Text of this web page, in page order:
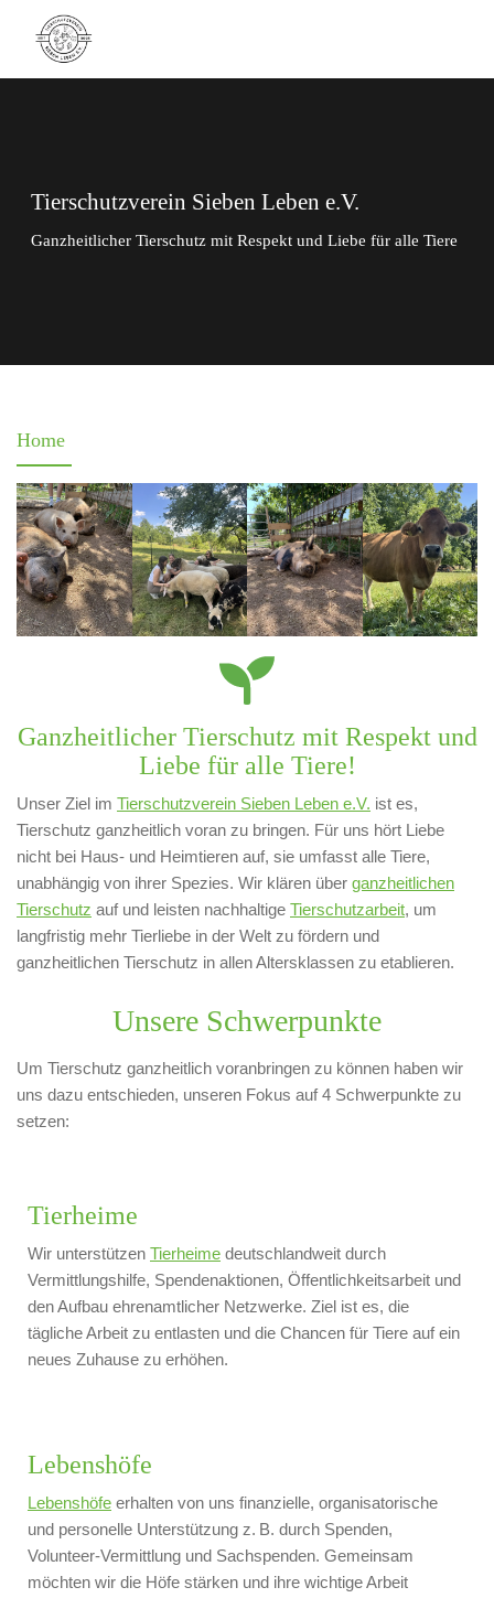
Tierschutzverein Sieben Leben e.V.
Ganzheitlicher Tierschutz mit Respekt und Liebe für alle Tiere
Home
Ganzheitlicher Tierschutz mit Respekt und
Liebe für alle Tiere!
Unser Ziel im Tierschutzverein Sieben Leben e.V. ist es,
Tierschutz ganzheitlich voran zu bringen. Für uns hört Liebe
nicht bei Haus- und Heimtieren auf, sie umfasst alle Tiere,
unabhängig von ihrer Spezies. Wir klären über ganzheitlichen
Tierschutz auf und leisten nachhaltige Tierschutzarbeit, um
langfristig mehr Tierliebe in der Welt zu fördern und
ganzheitlichen Tierschutz in allen Altersklassen zu etablieren.
Unsere Schwerpunkte
Um Tierschutz ganzheitlich voranbringen zu können haben wir
uns dazu entschieden, unseren Fokus auf 4 Schwerpunkte zu
setzen:
Tierheime
Wir unterstützen Tierheime deutschlandweit durch
Vermittlungshilfe, Spendenaktionen, Öffentlichkeitsarbeit und
den Aufbau ehrenamtlicher Netzwerke. Ziel ist es, die
tägliche Arbeit zu entlasten und die Chancen für Tiere auf ein
neues Zuhause zu erhöhen.
Lebenshöfe
Lebenshöfe erhalten von uns finanzielle, organisatorische
und personelle Unterstützung z. B. durch Spenden,
Volunteer-Vermittlung und Sachspenden. Gemeinsam
möchten wir die Höfe stärken und ihre wichtige Arbeit